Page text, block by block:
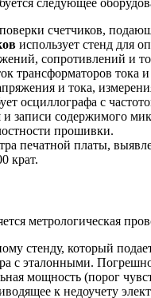
счетчиков,
использует стенд для
сопротивлений и
трансформаторов тока
и тока,
осциллографа с
и записи содержимого
прошивки.
печатной платы,
крат.
метрологическая
стенду, который
с эталонными.
мощность (порог
к недоучету